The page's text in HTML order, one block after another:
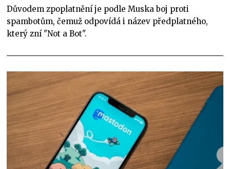
Důvodem zpoplatnění je podle Muska boj proti
spambotům, čemuž odpovídá i název předplatného,
který zní "Not a Bot".